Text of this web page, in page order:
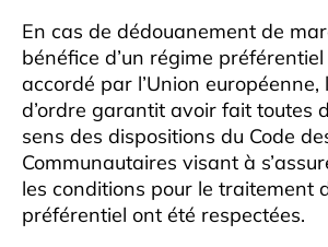
En cas de dédouanement de
bénéfice d’un régime
accordé par l’Union européenne,
d’ordre garantit avoir fait toutes
sens des dispositions du Code
Communautaires visant à
les conditions pour le traitement
préférentiel ont été respectées.